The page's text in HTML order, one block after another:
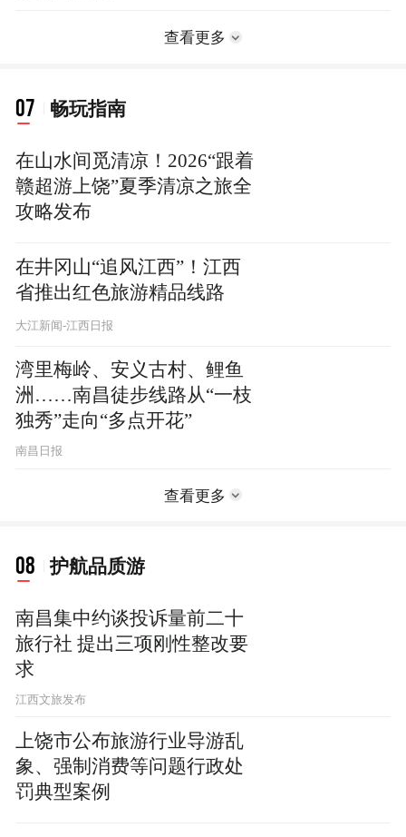
查看更多
07 畅玩指南
在山水间觅清凉！2026“跟着
赣超游上饶”夏季清凉之旅全
攻略发布
在井冈山“追风江西”！江西
省推出红色旅游精品线路
大江新闻-江西日报
湾里梅岭、安义古村、鲤鱼
洲……南昌徒步线路从“一枝
独秀”走向“多点开花”
南昌日报
查看更多
08 护航品质游
南昌集中约谈投诉量前二十
旅行社 提出三项刚性整改要
求
江西文旅发布
上饶市公布旅游行业导游乱
象、强制消费等问题行政处
罚典型案例